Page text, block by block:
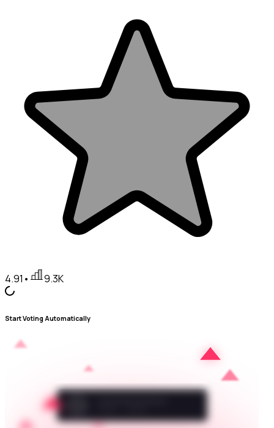
4.91 • 9.3K
Start Voting Automatically